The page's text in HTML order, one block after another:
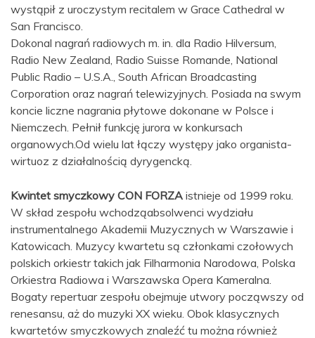
wystąpił z uroczystym recitalem w Grace Cathedral w
San Francisco.
Dokonal nagrań radiowych m. in. dla Radio Hilversum,
Radio New Zealand, Radio Suisse Romande, National
Public Radio – U.S.A., South African Broadcasting
Corporation oraz nagrań telewizyjnych. Posiada na swym
koncie liczne nagrania płytowe dokonane w Polsce i
Niemczech. Pełnił funkcję jurora w konkursach
organowych.Od wielu lat łączy występy jako organista-
wirtuoz z działalnością dyrygencką.
Kwintet smyczkowy CON FORZA istnieje od 1999 roku.
W skład zespołu wchodząabsolwenci wydziału
instrumentalnego Akademii Muzycznych w Warszawie i
Katowicach. Muzycy kwartetu są członkami czołowych
polskich orkiestr takich jak Filharmonia Narodowa, Polska
Orkiestra Radiowa i Warszawska Opera Kameralna.
Bogaty repertuar zespołu obejmuje utwory począwszy od
renesansu, aż do muzyki XX wieku. Obok klasycznych
kwartetów smyczkowych znaleźć tu można również